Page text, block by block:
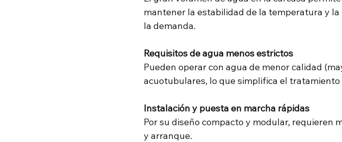
mantener la estabilidad de la temperatura y
la demanda.
Requisitos de agua menos estrictos
Pueden operar con agua de menor calidad
acuotubulares, lo que simplifica el tratamiento
Instalación y puesta en marcha rápidas
Por su diseño compacto y modular, requieren
y arranque.